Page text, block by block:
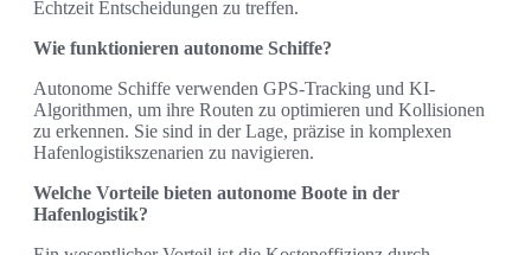
Echtzeit Entscheidungen zu treffen.
Wie funktionieren autonome Schiffe?
Autonome Schiffe verwenden GPS-Tracking und KI-
Algorithmen, um ihre Routen zu optimieren und Kollisionen
zu erkennen. Sie sind in der Lage, präzise in komplexen
Hafenlogistikszenarien zu navigieren.
Welche Vorteile bieten autonome Boote in der
Hafenlogistik?